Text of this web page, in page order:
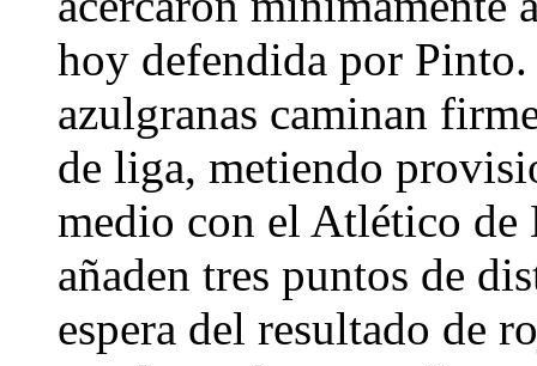
hoy defendida por
azulgranas caminan
de liga, metiendo
medio con el Atlético
añaden tres puntos de
espera del resultado de